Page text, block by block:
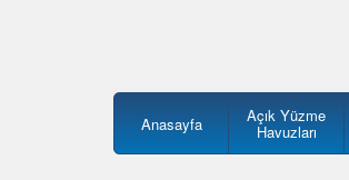
Anasayfa Açık Yüzme
Havuzları